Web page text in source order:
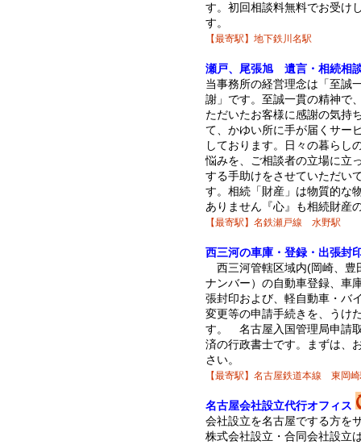
す。初回相談料無料でお受け
す。
【最寄駅】地下鉄川名駅
瀬戸、尾張旭 遺言・相続相
当事務所の経営理念は「至誠
謝」です。至誠一貫の精神で
ただいたお客様に感謝の気持
て、かゆい所に手が届くサー
しております。日々の暮らし
悩みを、ご相談者の立場に立
する手助けをさせていただい
す。相続「財産」は物質的な
ありません『心』も相続財産
【最寄駅】名鉄瀬戸線 水野駅
西三河の車庫・登録・出張封
西三河管轄区域内(岡崎、豊
ナンバー）の自動車登録、車
張封印および、軽自動車・バ
変更等の申請手続きを、うけ
す。 名古屋入国管理局申請
済の行政書士です。まずは、
さい。
【最寄駅】名古屋鉄道本線 東岡
名古屋会社設立代行オフィス
会社設立を名古屋でする方を
株式会社設立・合同会社設立